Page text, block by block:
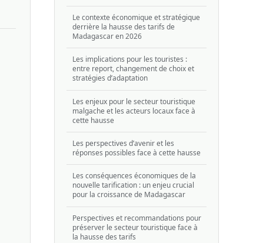
Le contexte économique et stratégique
derrière la hausse des tarifs de
Madagascar en 2026
Les implications pour les touristes :
entre report, changement de choix et
stratégies d’adaptation
Les enjeux pour le secteur touristique
malgache et les acteurs locaux face à
cette hausse
Les perspectives d’avenir et les
réponses possibles face à cette hausse
Les conséquences économiques de la
nouvelle tarification : un enjeu crucial
pour la croissance de Madagascar
Perspectives et recommandations pour
préserver le secteur touristique face à
la hausse des tarifs